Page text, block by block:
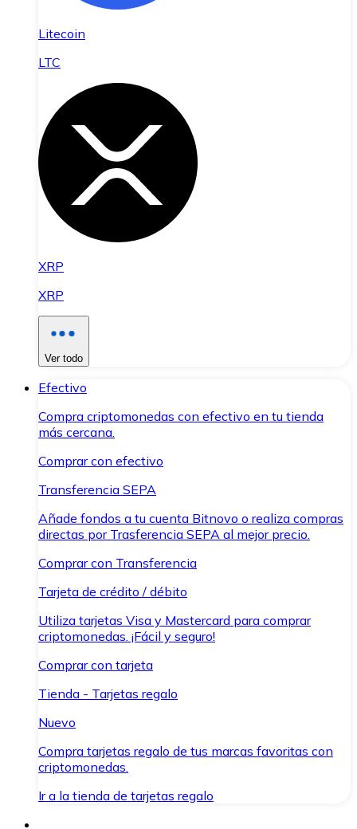
Litecoin
LTC
XRP
XRP
Ver todo
Efectivo
Compra criptomonedas con efectivo en tu tienda
más cercana.
Comprar con efectivo
Transferencia SEPA
Añade fondos a tu cuenta Bitnovo o realiza compras
directas por Trasferencia SEPA al mejor precio.
Comprar con Transferencia
Tarjeta de crédito / débito
Utiliza tarjetas Visa y Mastercard para comprar
criptomonedas. ¡Fácil y seguro!
Comprar con tarjeta
Tienda - Tarjetas regalo
Nuevo
Compra tarjetas regalo de tus marcas favoritas con
criptomonedas.
Ir a la tienda de tarjetas regalo